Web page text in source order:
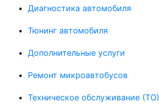
Диагностика автомобиля
Тюнинг автомобиля
Дополнительные услуги
Ремонт микроавтобусов
Техническое обслуживание (ТО)